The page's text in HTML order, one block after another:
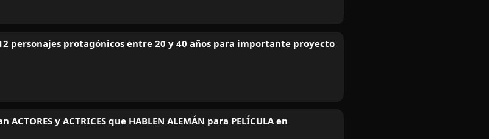
12 personajes protagónicos entre 20 y 40 años para importante proyecto
ACTORES y ACTRICES que HABLEN ALEMÁN para PELÍCULA en